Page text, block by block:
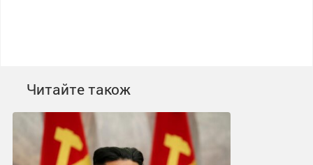
Читайте також